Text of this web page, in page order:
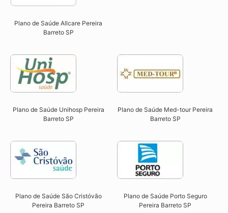
Plano de Saúde Allcare Pereira
Barreto SP​
Plano de Saúde Unihosp Pereira
Barreto SP​
Plano de Saúde Med-tour Pereira
Barreto SP​
Plano de Saúde São Cristóvão
Pereira Barreto SP​
Plano de Saúde Porto Seguro
Pereira Barreto SP​